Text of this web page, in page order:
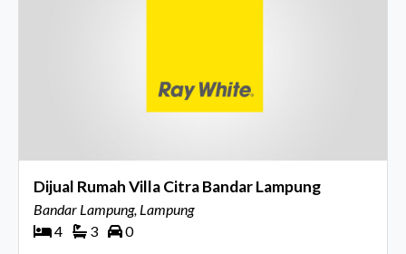
Dijual Rumah Villa Citra Bandar Lampung
Bandar Lampung, Lampung
4
3 0